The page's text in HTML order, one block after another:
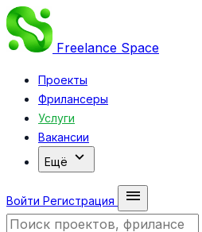
Freelance Space
Проекты
Фрилансеры
Услуги
Вакансии
Ещё expand_more
Войти Регистрация
menu